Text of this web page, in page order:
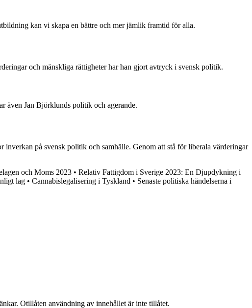
kan vi skapa en bättre och mer jämlik framtid för alla.
och mänskliga rättigheter har han gjort avtryck i svensk politik.
även Jan Björklunds politik och agerande.
på svensk politik och samhälle. Genom att stå för liberala värderingar
och Moms 2023 • Relativ Fattigdom i Sverige 2023: En Djupdykning i
lag • Cannabislegalisering i Tyskland • Senaste politiska händelserna i
Otillåten användning av innehållet är inte tillåtet.